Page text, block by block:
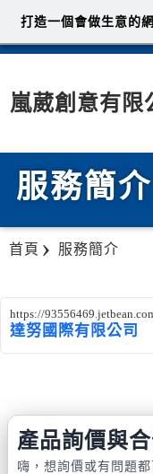
嵐葳創意有限
服務簡介
首頁 服務簡介
https://
達努國際有限公司
產品詢價與
嗨，想詢價或有問題
打造一個會做生意的